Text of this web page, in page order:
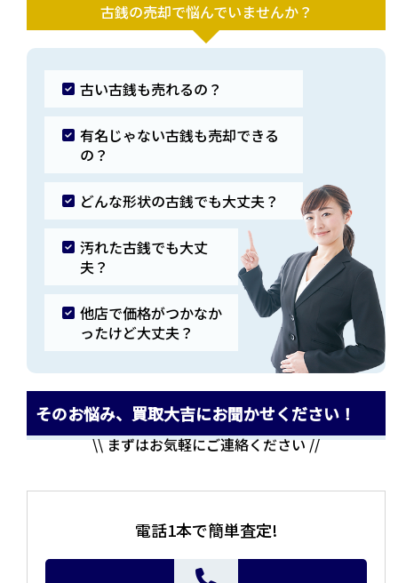
古銭の売却で悩んでいませんか？
古い古銭も売れるの？
有名じゃない古銭も売却できる
の？
どんな形状の古銭でも大丈夫？
汚れた古銭でも大丈
夫？
他店で価格がつかなか
ったけど大丈夫？
そのお悩み、買取大吉にお聞かせください！
\\ まずはお気軽にご連絡ください //
電話1本で簡単査定!